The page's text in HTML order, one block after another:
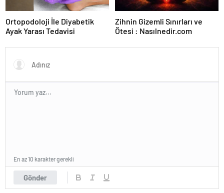
Ortopodoloji İle Diyabetik
Ayak Yarası Tedavisi
Zihnin Gizemli Sınırları ve
Ötesi : Nasılnedir.com
Gönder
En az 10 karakter gerekli